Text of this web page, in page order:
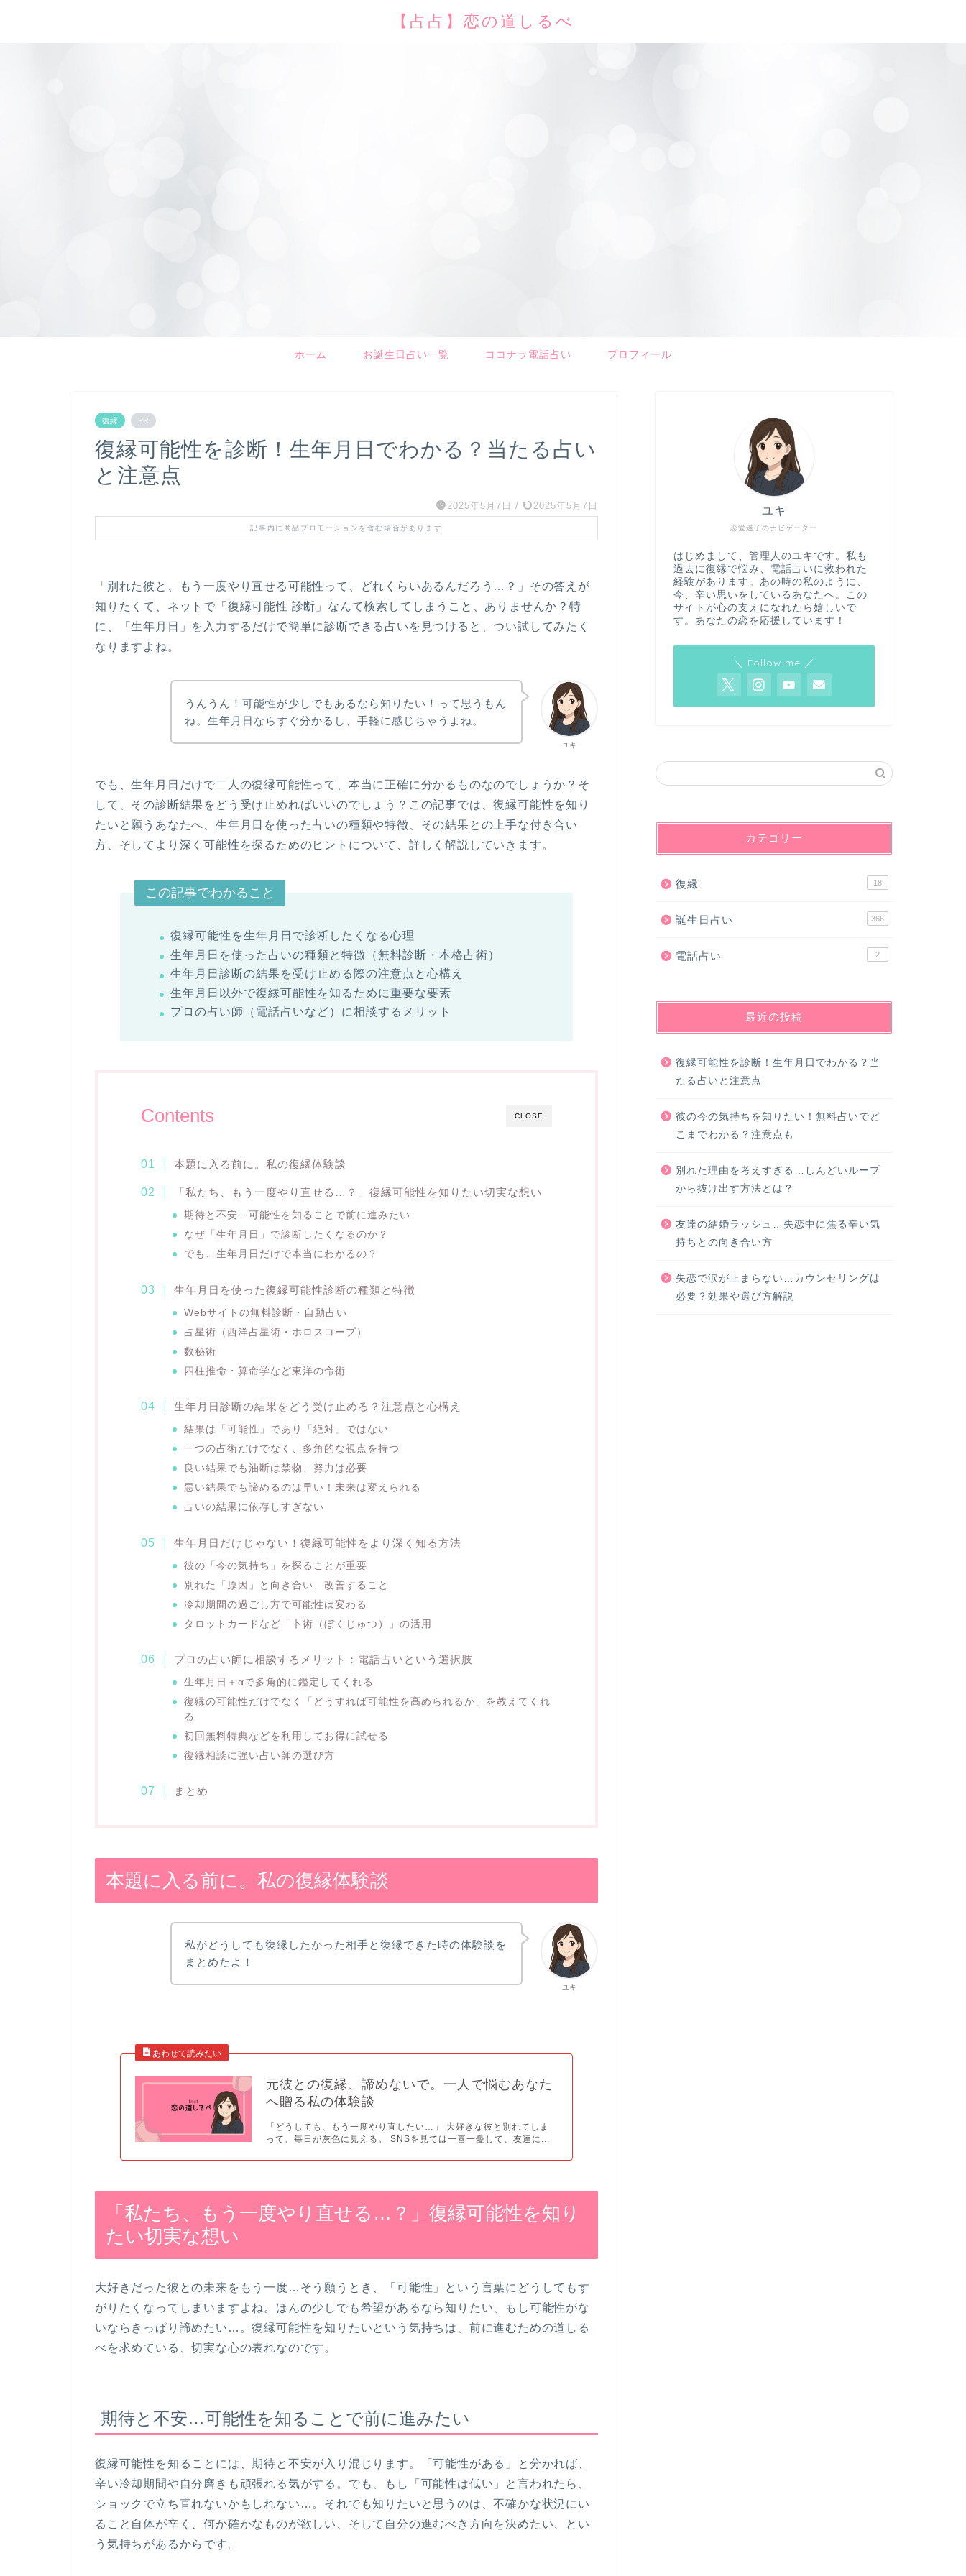
【占占】恋の道しるべ
ホーム お誕生日占い一覧 ココナラ電話占い プロフィール
復縁 PR
復縁可能性を診断！生年月日でわかる？当たる占い
と注意点
2025年5月7日 / 2025年5月7日
記事内に商品プロモーションを含む場合があります
「別れた彼と、もう一度やり直せる可能性って、どれくらいあるんだろう…？」その答えが
知りたくて、ネットで「復縁可能性 診断」なんて検索してしまうこと、ありませんか？特
に、「生年月日」を入力するだけで簡単に診断できる占いを見つけると、つい試してみたく
なりますよね。
ユキ
うんうん！可能性が少しでもあるなら知りたい！って思うもん
ね。生年月日ならすぐ分かるし、手軽に感じちゃうよね。
でも、生年月日だけで二人の復縁可能性って、本当に正確に分かるものなのでしょうか？そ
して、その診断結果をどう受け止めればいいのでしょう？この記事では、復縁可能性を知り
たいと願うあなたへ、生年月日を使った占いの種類や特徴、その結果との上手な付き合い
方、そしてより深く可能性を探るためのヒントについて、詳しく解説していきます。
この記事でわかること
復縁可能性を生年月日で診断したくなる心理
生年月日を使った占いの種類と特徴（無料診断・本格占術）
生年月日診断の結果を受け止める際の注意点と心構え
生年月日以外で復縁可能性を知るために重要な要素
プロの占い師（電話占いなど）に相談するメリット
CLOSE
Contents
本題に入る前に。私の復縁体験談
「私たち、もう一度やり直せる…？」復縁可能性を知りたい切実な想い
期待と不安…可能性を知ることで前に進みたい
なぜ「生年月日」で診断したくなるのか？
でも、生年月日だけで本当にわかるの？
生年月日を使った復縁可能性診断の種類と特徴
Webサイトの無料診断・自動占い
占星術（西洋占星術・ホロスコープ）
数秘術
四柱推命・算命学など東洋の命術
生年月日診断の結果をどう受け止める？注意点と心構え
結果は「可能性」であり「絶対」ではない
一つの占術だけでなく、多角的な視点を持つ
良い結果でも油断は禁物、努力は必要
悪い結果でも諦めるのは早い！未来は変えられる
占いの結果に依存しすぎない
生年月日だけじゃない！復縁可能性をより深く知る方法
彼の「今の気持ち」を探ることが重要
別れた「原因」と向き合い、改善すること
冷却期間の過ごし方で可能性は変わる
タロットカードなど「卜術（ぼくじゅつ）」の活用
プロの占い師に相談するメリット：電話占いという選択肢
生年月日＋αで多角的に鑑定してくれる
復縁の可能性だけでなく「どうすれば可能性を高められるか」を教えてくれ
る
初回無料特典などを利用してお得に試せる
復縁相談に強い占い師の選び方
まとめ
本題に入る前に。私の復縁体験談
ユキ
私がどうしても復縁したかった相手と復縁できた時の体験談を
まとめたよ！
元彼との復縁、諦めないで。一人で悩むあなた
へ贈る私の体験談
「どうしても、もう一度やり直したい…」 大好きな彼と別れてしま
って、毎日が灰色に見える。 SNSを見ては一喜一憂して、友達に...
「私たち、もう一度やり直せる…？」復縁可能性を知り
たい切実な想い
大好きだった彼との未来をもう一度…そう願うとき、「可能性」という言葉にどうしてもす
がりたくなってしまいますよね。ほんの少しでも希望があるなら知りたい、もし可能性がな
いならきっぱり諦めたい…。復縁可能性を知りたいという気持ちは、前に進むための道しる
べを求めている、切実な心の表れなのです。
期待と不安…可能性を知ることで前に進みたい
復縁可能性を知ることには、期待と不安が入り混じります。「可能性がある」と分かれば、
辛い冷却期間や自分磨きも頑張れる気がする。でも、もし「可能性は低い」と言われたら、
ショックで立ち直れないかもしれない…。それでも知りたいと思うのは、不確かな状況にい
ること自体が辛く、何か確かなものが欲しい、そして自分の進むべき方向を決めたい、とい
う気持ちがあるからです。
恋愛迷子のナビゲーター
ユキ
はじめまして、管理人のユキです。私も
過去に復縁で悩み、電話占いに救われた
経験があります。あの時の私のように、
今、辛い思いをしているあなたへ。この
サイトが心の支えになれたら嬉しいで
す。あなたの恋を応援しています！
＼ Follow me ／
カテゴリー
復縁 18
誕生日占い 366
電話占い 2
最近の投稿
復縁可能性を診断！生年月日でわかる？当
たる占いと注意点
彼の今の気持ちを知りたい！無料占いでど
こまでわかる？注意点も
別れた理由を考えすぎる…しんどいループ
から抜け出す方法とは？
友達の結婚ラッシュ…失恋中に焦る辛い気
持ちとの向き合い方
失恋で涙が止まらない…カウンセリングは
必要？効果や選び方解説